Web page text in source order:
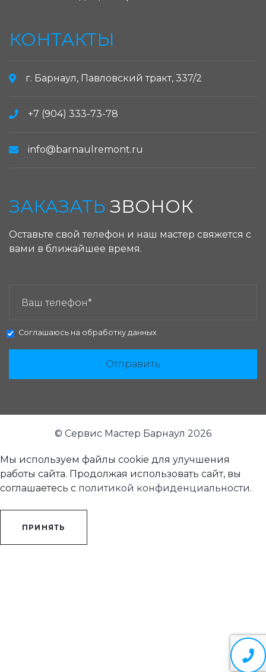
КОНТАКТЫ
г. Барнаул, Павловский тракт, 337/2
+7 (904) 333-73-78
info@barnaulremont.ru
ЗАКАЗАТЬ ЗВОНОК
Оставьте свой телефон и наш мастер свяжется с
вами в ближайшее время.
Соглашаюсь на обработку данных
Отправить
© Сервис Мастер Барнаул 2026
Мы используем файлы cookie для улучшения
работы сайта. Продолжая использовать сайт, вы
соглашаетесь с политикой конфиденциальности.
ПРИНЯТЬ